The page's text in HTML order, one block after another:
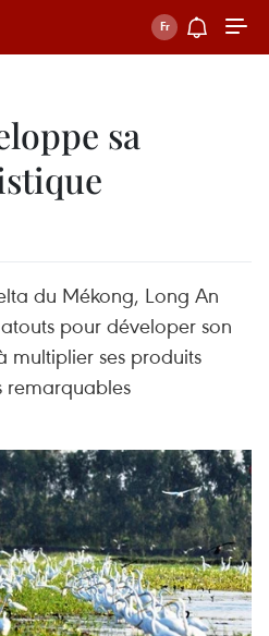
sa
du Mékong, Long An
pour déveloper son
multiplier ses produits
remarquables